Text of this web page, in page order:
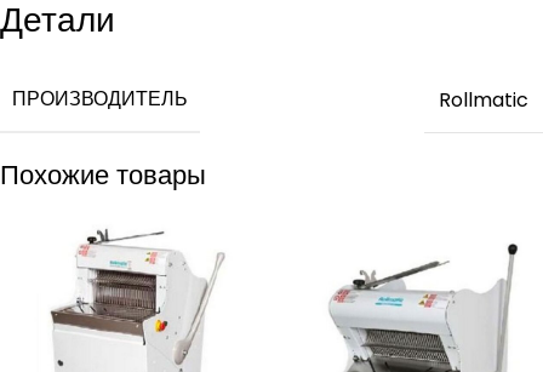
Детали
ПРОИЗВОДИТЕЛЬ Rollmatic
Похожие товары